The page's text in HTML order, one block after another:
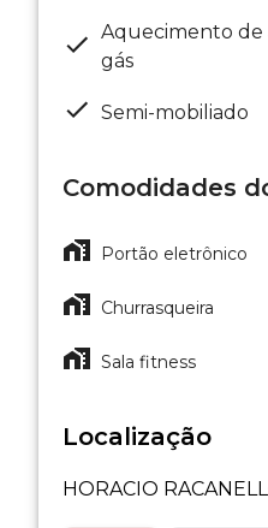
Aquecimento de
gás
Semi-mobiliado
Comodidades
Portão eletrônico
Churrasqueira
Sala fitness
Localização
HORACIO